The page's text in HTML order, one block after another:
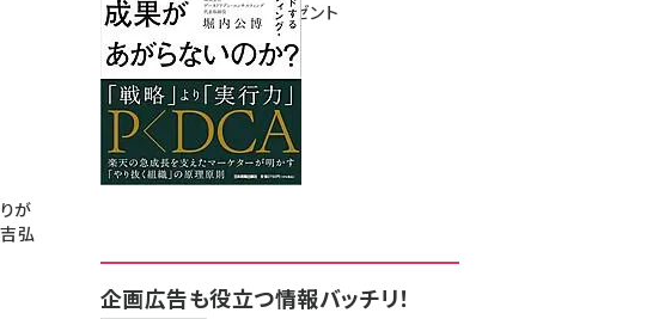
が
弘
3名様にプレゼント
8月7日 10:00
企画広告も役立つ情報バッチリ！